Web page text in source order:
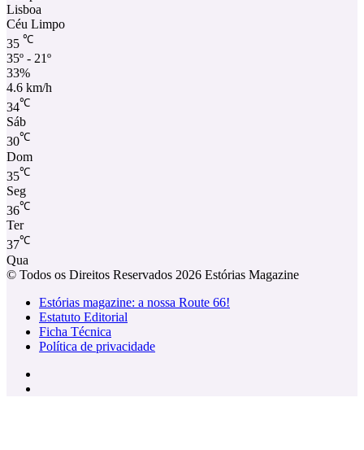
Lisboa
Céu Limpo
35 ℃
35º - 21º
33%
4.6 km/h
34℃
Sáb
30℃
Dom
35℃
Seg
36℃
Ter
37℃
Qua
© Todos os Direitos Reservados 2026 Estórias Magazine
Estórias magazine: a nossa Route 66!
Estatuto Editorial
Ficha Técnica
Política de privacidade